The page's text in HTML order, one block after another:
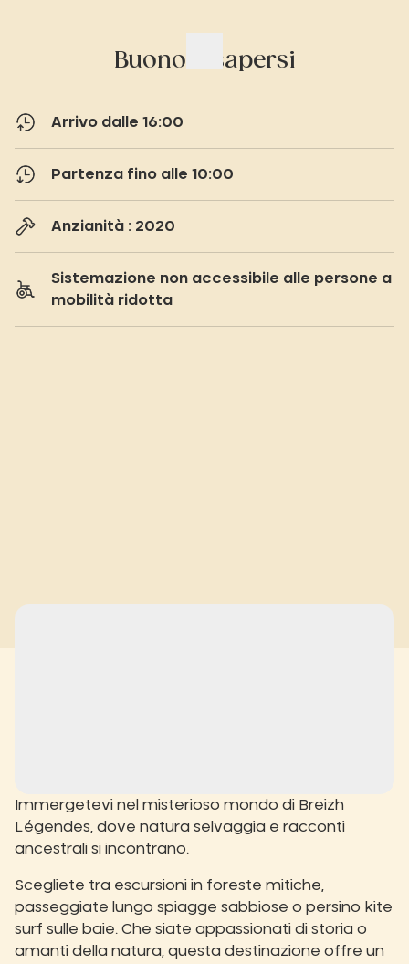
Buono a sapersi
Arrivo dalle 16:00
Partenza fino alle 10:00
Anzianità : 2020
Sistemazione non accessibile alle persone a
mobilità ridotta
Immergetevi nel misterioso mondo di Breizh
Légendes, dove natura selvaggia e racconti
ancestrali si incontrano.
Scegliete tra escursioni in foreste mitiche,
passeggiate lungo spiagge sabbiose o persino kite
surf sulle baie. Che siate appassionati di storia o
amanti della natura, questa destinazione offre un